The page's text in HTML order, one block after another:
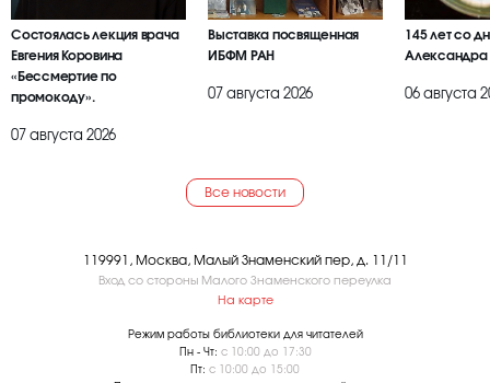
Состоялась лекция врача
Евгения Коровина
«Бессмертие по
промокоду».
07 августа 2026
Выставка посвященная
ИБФМ РАН
07 августа 2026
145 лет со
Александра
06 августа
Все новости
119991, Москва, Малый Знаменский пер, д. 11/11
Вход со стороны Малого Знаменского переулка
На карте
Режим работы библиотеки для читателей
Пн - Чт: с 10:00 до 17:30
Пт: с 10:00 до 15:00